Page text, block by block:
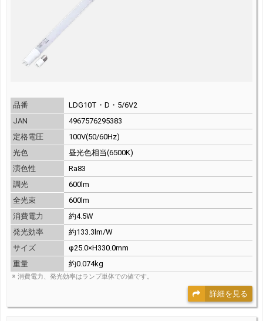
品番
LDG10T・D・5/6V2
JAN
4967576295383
定格電圧
100V(50/60Hz)
光色
昼光色相当(6500K)
演色性
Ra83
調光
600lm
全光束
600lm
消費電力
約4.5W
発光効率
約133.3lm/W
サイズ
φ25.0×H330.0mm
重量
約0.074kg
※ 消費電力、発光効率はランプ単体での値です。
詳細を見る